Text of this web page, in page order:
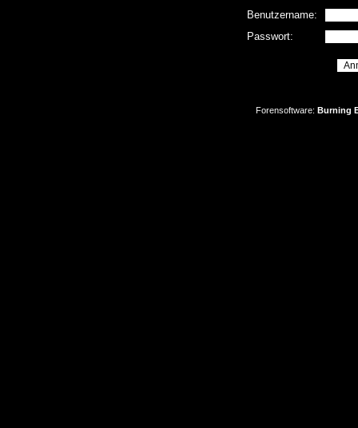
Benutzername:
Passwort:
Forensoftware: Burning